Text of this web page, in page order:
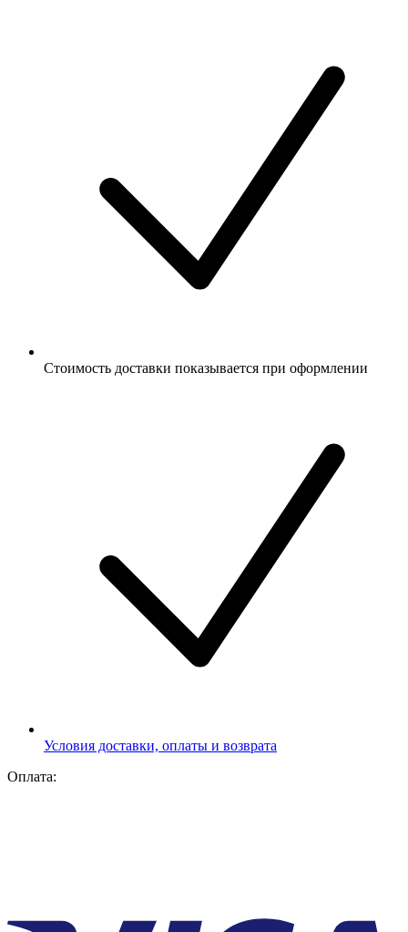
Стоимость доставки показывается при оформлении
Условия доставки, оплаты и возврата
Оплата: